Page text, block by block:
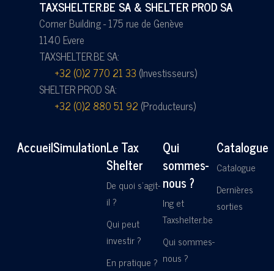
TAXSHELTER.BE SA & SHELTER PROD SA
Corner Building - 175 rue de Genève
1140 Evere
TAXSHELTER.BE SA:
+32 (0)2 770 21 33 (Investisseurs)
SHELTER PROD SA:
+32 (0)2 880 51 92 (Producteurs)
AccueilSimulationLe Tax
Shelter
De quoi s'agit-
il ?
Qui peut
investir ?
En pratique ?
Qui
sommes-
nous ?
Ing et
Taxshelter.be
Qui sommes-
nous ?
Catalogue
Catalogue
Dernières
sorties